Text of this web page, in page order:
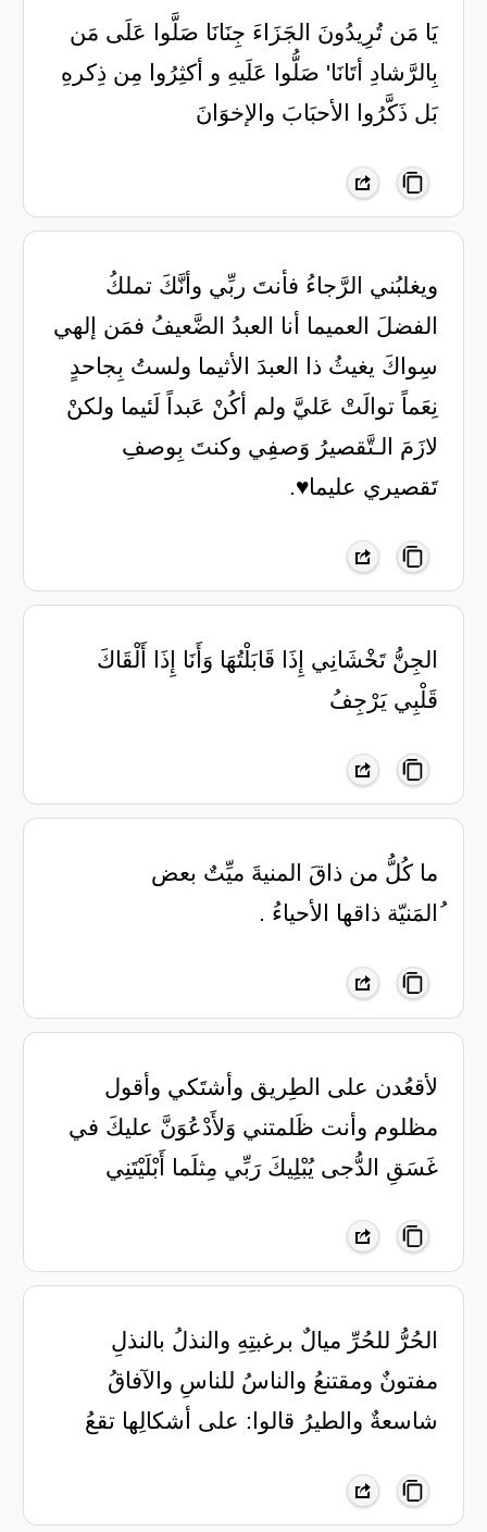
يَا مَن تُرِيدُونَ الجَزَاءَ جِنَانَا صَلَّوا عَلَى مَن
بِالرَّشادِ أتَانَا' صَلُّوا عَلَيهِ و أكثِرُوا مِن ذِكرهِ
بَل ذَكَّرُوا الأحبَابَ والإخوَانَ
ويغلبُني الرَّجاءُ فأنتَ ربِّي وأنَّكَ تملكُ
الفضلَ العميما أنا العبدُ الضَّعيفُ فمَن إلهي
سِواكَ يغيثُ ذا العبدَ الأثيما ولستُ بِجاحدٍ
نِعَماً توالَتْ عَليَّ ولم أكُنْ عَبداً لَئيما ولكنْ
لازَمَ الـتَّقصيرُ وَصفِي وكنتَ بِوصفِ
تَقصيري عليما♥️.
‏الجِنُّ تَخْشَانِي إِذَا قَابَلْتُهَا وَأَنَا إِذَا أَلْقَاكَ
قَلْبِي يَرْجِفُ
ما كُلُّ من ذاقَ المنيةَ ميِّتٌ بعض
ُالمَنيّة ذاقها الأحياءُ .
لأقعُدن على الطِريق وأشتَكي وأقول
مظلوم وأنت ظَلمتني وَلأَدْعُوَنَّ عليكَ في
غَسَقِ الدُّجى يُبْلِيكَ رَبِّي مِثلَما أَبْلَيْتَنِي
الحُرُّ للحُرِّ ميالٌ برغبتِهِ والنذلُ بالنذلِ
مفتونٌ ومقتنعُ والناسُ للناسِ والآفاقُ
شاسعةٌ والطيرُ قالوا: على أشكالِها تقعُ